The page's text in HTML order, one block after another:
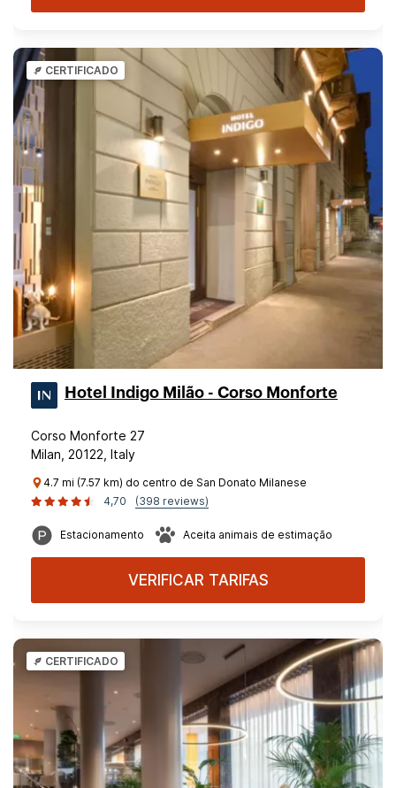
CERTIFICADO
Hotel Indigo Milão - Corso Monforte
Corso Monforte 27
Milan, 20122, Italy
4.7 mi (7.57 km) do centro de San Donato Milanese
4,70
(398 reviews)
Estacionamento Aceita animais de estimação
VERIFICAR TARIFAS
CERTIFICADO